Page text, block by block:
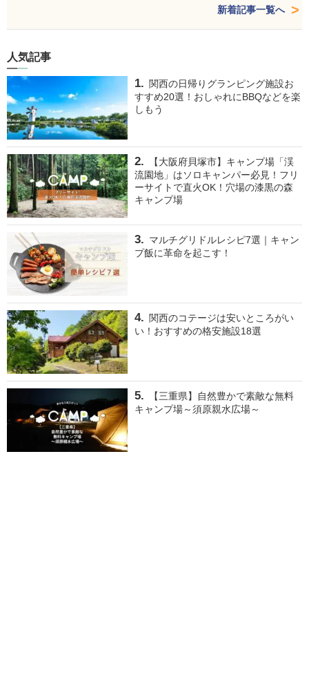
新着記事一覧へ
人気記事
関西の日帰りグランピング施設お
すすめ20選！おしゃれにBBQなどを楽
しもう
【大阪府貝塚市】キャンプ場「渓
流園地」はソロキャンパー必見！フリ
ーサイトで直火OK！穴場の漆黒の森
キャンプ場
マルチグリドルレシピ7選｜キャン
プ飯に革命を起こす！
関西のコテージは安いところがい
い！おすすめの格安施設18選
【三重県】自然豊かで素敵な無料
キャンプ場～須原親水広場～